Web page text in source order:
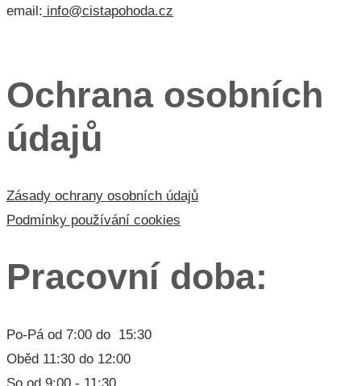
email: info@cistapohoda.cz
Ochrana osobních
údajů
Zásady ochrany osobních údajů
Podmínky používání cookies
Pracovní doba:
Po-Pá od 7:00 do 15:30
Oběd 11:30 do 12:00